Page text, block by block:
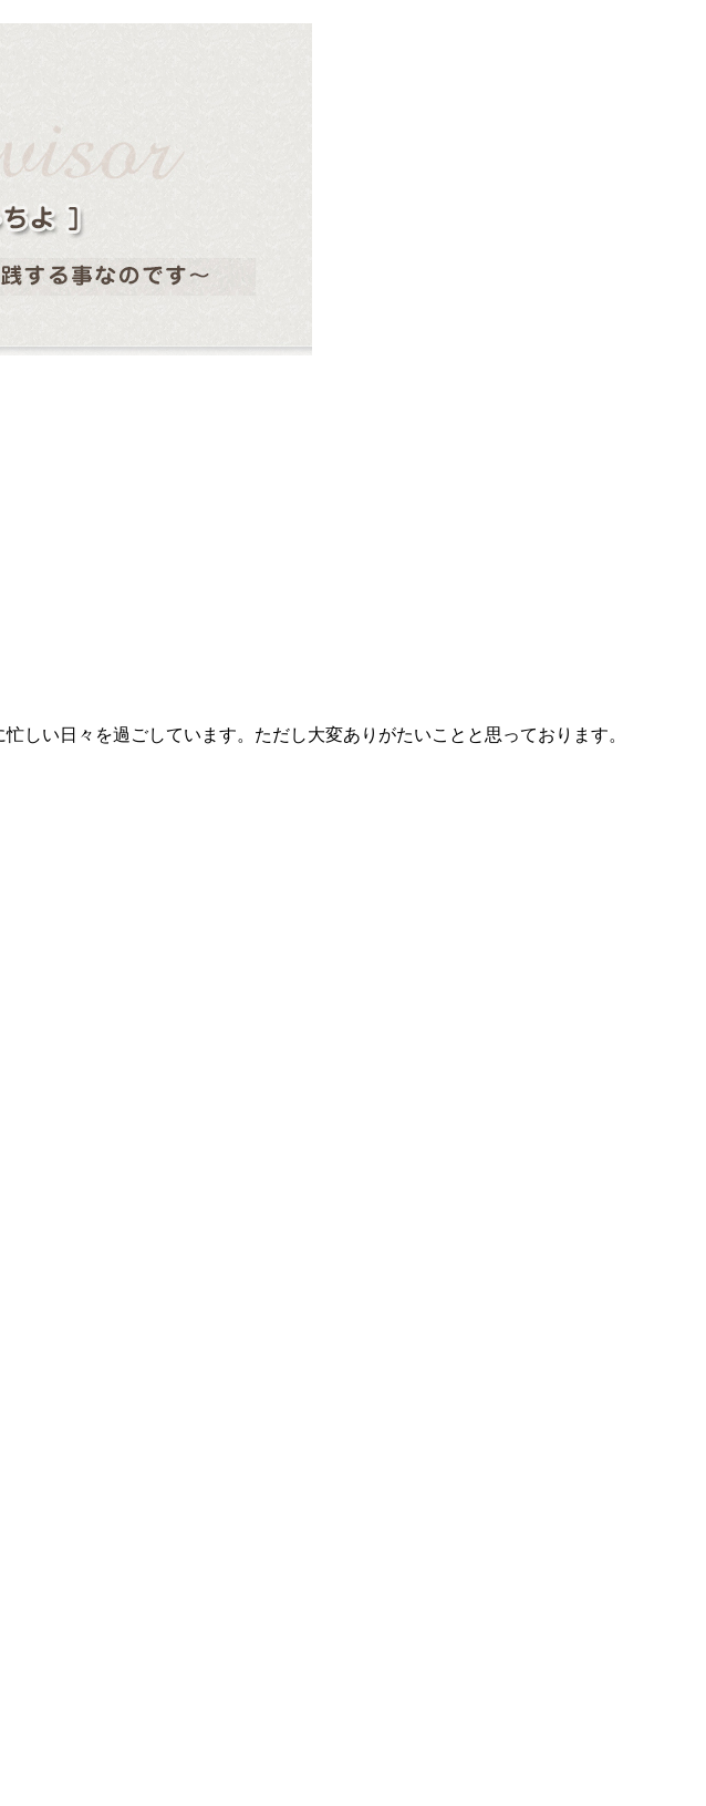
しい日々を過ごしています。ただし大変ありがたいことと思っております。